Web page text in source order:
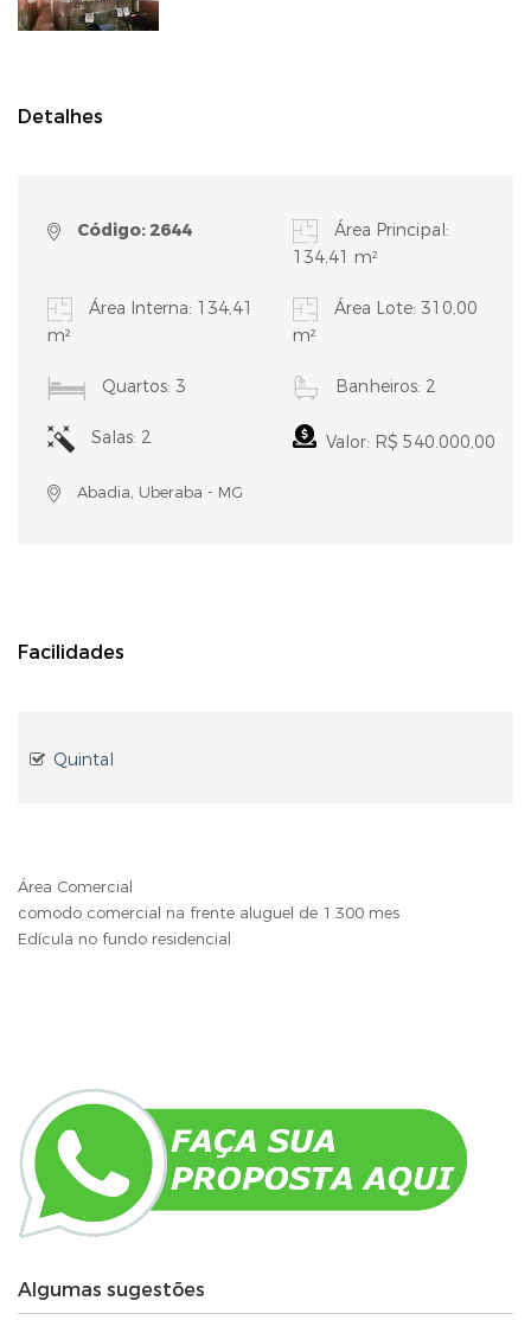
Detalhes
Código: 2644
Área Principal:
134,41 m²
Área Interna: 134,41
m²
Área Lote: 310,00
m²
Quartos: 3 Banheiros: 2
Salas: 2 Valor: R$ 540.000,00
Abadia, Uberaba - MG
Facilidades
Quintal
Área Comercial
comodo comercial na frente aluguel de 1.300 mes
Edícula no fundo residencial
Algumas sugestões